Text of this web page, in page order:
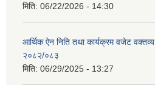
मिति: 06/22/2026 - 14:30
आर्थिक ऐन निति तथा कार्यक्रम वजेट वक्तव्य
२०८२/०८३
मिति: 06/29/2025 - 13:27